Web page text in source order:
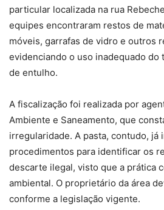
particular localizada na rua
equipes encontraram restos de
móveis, garrafas de vidro e outros
evidenciando o uso inadequado do
de entulho.
A fiscalização foi realizada por
Ambiente e Saneamento, que
irregularidade. A pasta, contudo, já
procedimentos para identificar os
descarte ilegal, visto que a prática
ambiental. O proprietário da área
conforme a legislação vigente.